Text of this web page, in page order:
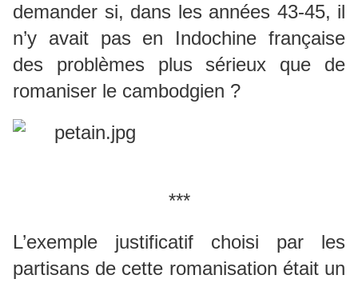
demander si, dans les années 43-45, il
n’y avait pas en Indochine française
des problèmes plus sérieux que de
romaniser le cambodgien ?
***
L’exemple justificatif choisi par les
partisans de cette romanisation était un